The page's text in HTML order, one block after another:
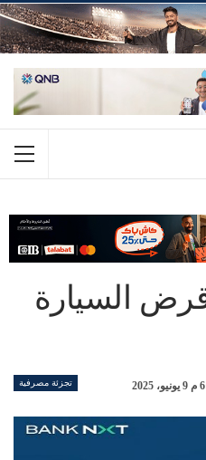
السيارة
تجزئة مصرفية 2025